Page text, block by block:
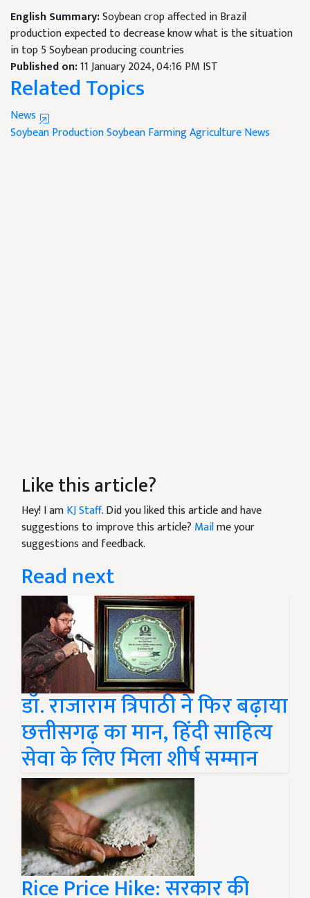
English Summary:Soybean crop affected in Brazil
production expected to decrease know what is the situation
in top 5 Soybean producing countries
Published on:11 January 2024, 04:16 PM IST
Related Topics
News
Soybean ProductionSoybean FarmingAgriculture News
Like this article?
Hey! I amKJ Staff. Did you liked this article and have
suggestions to improve this article? Mailme your
suggestions and feedback.
Read next
डॉ. राजाराम त्रिपाठी ने फिर बढ़ाया
छत्तीसगढ़ का मान, हिंदी साहित्य
सेवा के लिए मिला शीर्ष सम्मान
Rice Price Hike: सरकार की